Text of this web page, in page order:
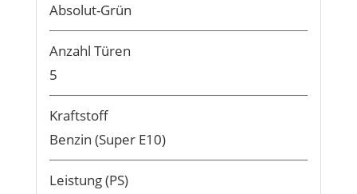
Absolut-Grün
Anzahl Türen
5
Kraftstoff
Benzin (Super E10)
Leistung (PS)